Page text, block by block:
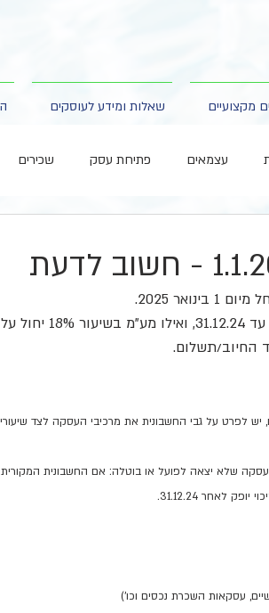
מקצועיים שאלות ומידע לעוסקים
עצמאים פתיחת עסק שכירים
ברוב המקרים, מע"מ בשיעור 17%
לפרט על גבי החשבונית את מרכיבי העסקה לצד
שלא יצאה לפועל או בוטלה: אם החשבונית
עסקאות השכרת נכסים וכו')